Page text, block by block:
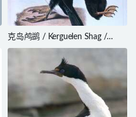
克岛鸬鹚 / Kerguelen Shag /
Leucocarbo verrucosus